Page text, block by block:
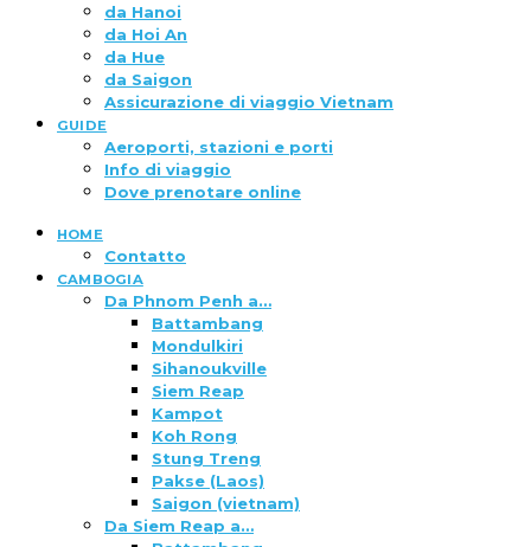
da Hanoi
da Hoi An
da Hue
da Saigon
Assicurazione di viaggio Vietnam
GUIDE
Aeroporti, stazioni e porti
Info di viaggio
Dove prenotare online
HOME
Contatto
CAMBOGIA
Da Phnom Penh a…
Battambang
Mondulkiri
Sihanoukville
Siem Reap
Kampot
Koh Rong
Stung Treng
Pakse (Laos)
Saigon (vietnam)
Da Siem Reap a…